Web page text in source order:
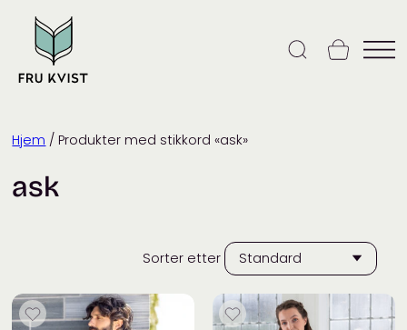
content
Hjem / Produkter med stikkord «ask»
ask
Sorter etter